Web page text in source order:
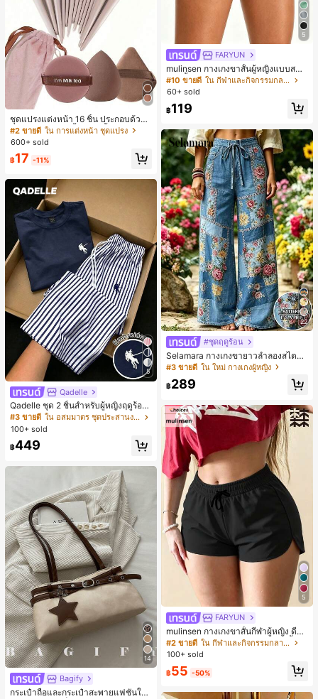
ชุดแปรงแต่งหน้า 16 ชิ้น ประกอบด้วยแ
ปรงแต่งหน้า 13 ชิ้น, ฟองน้ำแต่งหน้ารู
ปหยดน้ำ 1 ชิ้น, แปรงแป้งรองพื้นกลม 1
ชิ้น และฟองน้ำแต่งหน้ารูปสามเหลี่ยม
1 ชิ้น - ชุดคลาสสิก ทำจากขนสังเคราะ
ห์นุ่มและเป็นมิตรต่อผิว เหมาะสำหรับผู้
หญิงและเด็กผู้หญิง เหมาะสำหรับฤดูใบ
ไม้ร่วงและฤดูหนาว
#2 ขายดี ใน การแต่งหน้า ชุดแปรง
600+ sold
฿17 -11%
5
Qadelle
Qadelle ชุด 2 ชิ้นสำหรับผู้หญิงฤดูร้อน
แบบสบายๆ สำหรับใส่ทุกวัน, กางเกงขา
ยาวลายทางสีน้ำเงินเข้มและสีขาว, เสื้อ
ยืดแขนสั้นคอกลมปักลายรัดรูป
#3 ขายดี
ใน อสมมาตร ชุดประสานงานสตรี
100+ sold
฿449
14
Bagify
กระเป๋าถือและกระเป๋าสะพายแฟชั่นให
5
FARYUN
mulinsen กางเกงขาสั้นผู้หญิงแบบสบา
ยๆ สีพื้น หลวม อเนกประสงค์ กางเกงขา
สั้นกีฬา 2-In-1 สำหรับวิ่ง ฟิตเนส และก
#10 ขายดี
ใน กีฬาและกิจกรรมกลางแจ้ง
60+ sold
฿119
22
#ชุดฤดูร้อน
Selamara กางเกงขายาวลำลองสไตล์โ
บฮีเมียนสำหรับพักผ่อน สีกากี ผิวสัมผัส
มีเท็กซ์เจอร์ เอวสูงทรงหลวม เอวยางยืด
พร้อมเชือกรูด ทรงขาตรงทิ้งตัว ขากว้า
ดินทาง
#3 ขายดี ใน ใหม่ กางเกงผู้หญิง
฿289
5
FARYUN
mulinsen กางเกงขาสั้นกีฬาผู้หญิง ดีไซ
น์ปลายเปิด เอวยืดหยุ่น กางเกงขาสั้น
ลำลองกีฬาฤดูร้อน ความยาว 3/4
#2 ขายดี
ใน กีฬาและกิจกรรมกลางแจ้ง
100+ sold
฿55 -50%